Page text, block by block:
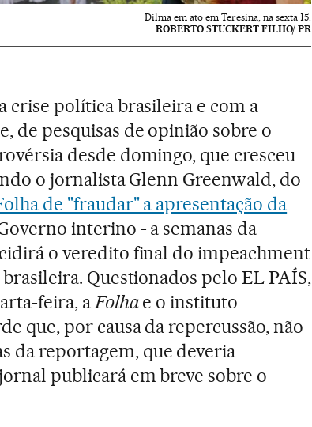
Dilma em ato em Teresina, na sexta 15.
ROBERTO STUCKERT FILHO/ PR
crise política brasileira e com a
de pesquisas de opinião sobre o
desde domingo, que cresceu
o jornalista Glenn Greenwald, do
de "fraudar" a apresentação da
interino - a semanas da
o veredito final do impeachment
Questionados pelo EL PAÍS,
feira, aFolhae o instituto
que, por causa da repercussão, não
da reportagem, que deveria
publicará em breve sobre o